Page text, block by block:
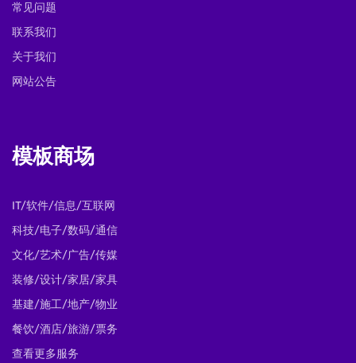
常见问题
联系我们
关于我们
网站公告
模板商场
IT/软件/信息/互联网
科技/电子/数码/通信
文化/艺术/广告/传媒
装修/设计/家居/家具
基建/施工/地产/物业
餐饮/酒店/旅游/票务
查看更多服务